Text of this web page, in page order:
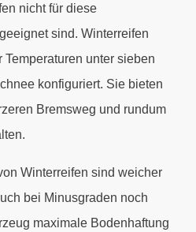
nicht für diese
sind. Winterreifen
unter sieben
konfiguriert. Sie bieten
Bremsweg und rundum
Winterreifen sind weicher
bei Minusgraden noch
maximale Bodenhaftung